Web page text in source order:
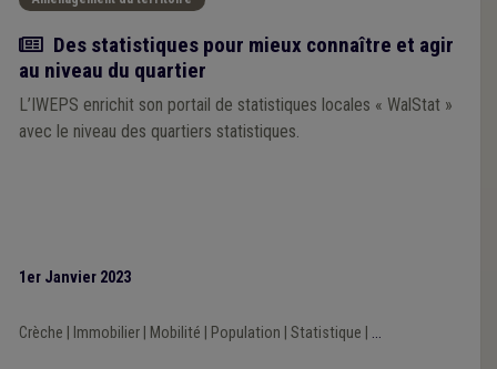
Article
Des statistiques pour mieux connaître et agir
au niveau du quartier
L’IWEPS enrichit son portail de statistiques locales « WalStat »
avec le niveau des quartiers statistiques.
1er Janvier 2023
Crèche Immobilier| Mobilité Population Statistique ...